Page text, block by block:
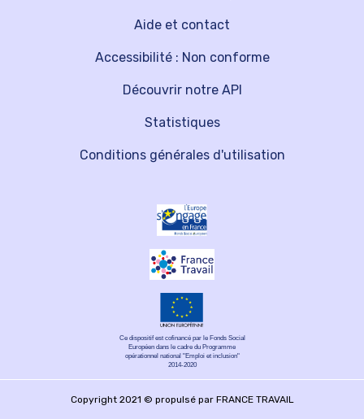
Découvrir notre API
Aide et contact
Statistiques
Accessibilité : Non conforme
Conditions générales d'utilisation
Ce dispositif est cofinancé par le Fonds Social
Européen dans le cadre du Programme
opérationnel national "Emploi et inclusion"
2014-2020
Copyright 2021 © propulsé par FRANCE TRAVAIL